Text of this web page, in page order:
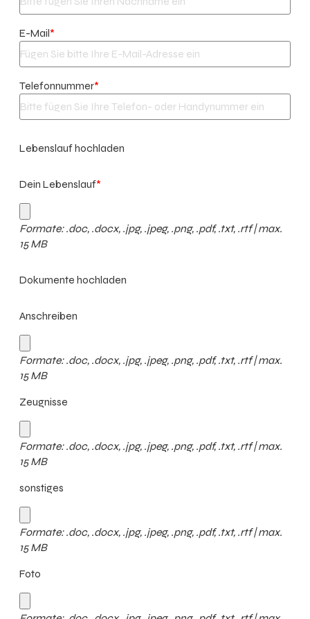
E-Mail*
Telefonnummer*
Lebenslauf hochladen
Dein Lebenslauf*
Formate: .doc, .docx, .jpg, .jpeg, .png, .pdf, .txt, .rtf | max.
15 MB
Dokumente hochladen
Anschreiben
Formate: .doc, .docx, .jpg, .jpeg, .png, .pdf, .txt, .rtf | max.
15 MB
Zeugnisse
Formate: .doc, .docx, .jpg, .jpeg, .png, .pdf, .txt, .rtf | max.
15 MB
sonstiges
Formate: .doc, .docx, .jpg, .jpeg, .png, .pdf, .txt, .rtf | max.
15 MB
Foto